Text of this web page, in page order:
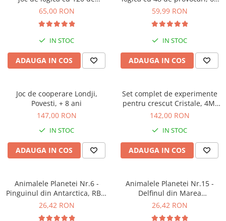
provocari, 6+ ani
65,00 RON
IN STOC
ADAUGA IN COS
ani
59,99 RON
IN STOC
ADAUGA IN COS
Joc de cooperare Londji,
Povesti, + 8 ani
147,00 RON
IN STOC
ADAUGA IN COS
Set complet de experimente
pentru crescut Cristale, 4M,
+10 ani
142,00 RON
IN STOC
ADAUGA IN COS
Animalele Planetei Nr.6 -
Pinguinul din Antarctica, RBA,
18 luni+
26,42 RON
Animalele Planetei Nr.15 -
Delfinul din Marea
Mediterana, RBA, 18 luni+
26,42 RON